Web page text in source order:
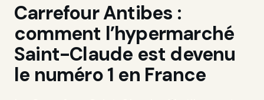
Carrefour Antibes :
comment l’hypermarché
Saint-Claude est devenu
le numéro 1 en France